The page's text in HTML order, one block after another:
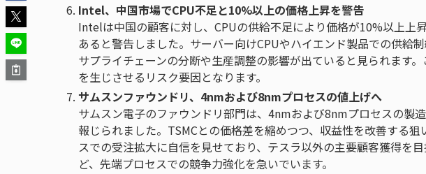
Intel、中国市場でCPU不足と10%以上の価格上昇を警告
Intelは中国の顧客に対し、CPUの供給不足により価格が10%以上上
あると警告しました。サーバー向けCPUやハイエンド製品での供給
サプライチェーンの分断や生産調整の影響が出ていると見られます
を生じさせるリスク要因となります。
サムスンファウンドリ、4nmおよび8nmプロセスの値上げへ
サムスン電子のファウンドリ部門は、4nmおよび8nmプロセスの製
報じられました。TSMCとの価格差を縮めつつ、収益性を改善する
スでの受注拡大に自信を見せており、テスラ以外の主要顧客獲得を
ど、先端プロセスでの競争力強化を急いでいます。